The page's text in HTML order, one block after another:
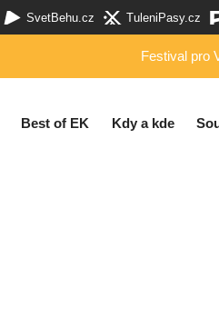
SvetBehu.cz TuleniPasy.cz
Festival pro
Best of EK Kdy a kde